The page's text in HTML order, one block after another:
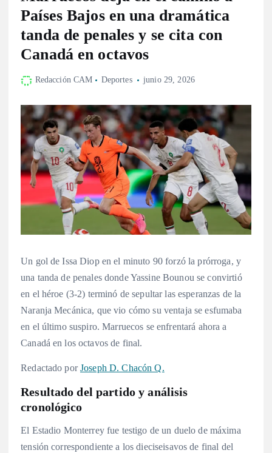
Países Bajos en una dramática
tanda de penales y se cita con
Canadá en octavos
Redacción CAM Deportes junio 29, 2026
Un gol de Issa Diop en el minuto 90 forzó la prórroga, y
una tanda de penales donde Yassine Bounou se convirtió
en el héroe (3-2) terminó de sepultar las esperanzas de la
Naranja Mecánica, que vio cómo su ventaja se esfumaba
en el último suspiro. Marruecos se enfrentará ahora a
Canadá en los octavos de final.
Redactado porJoseph D. Chacón Q.
Resultado del partido y análisis
cronológico
El Estadio Monterrey fue testigo de un duelo de máxima
tensión correspondiente a los dieciseisavos de final del